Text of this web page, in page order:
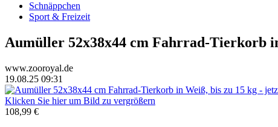
Schnäppchen
Sport & Freizeit
Aumüller 52x38x44 cm Fahrrad-Tierkorb
www.zooroyal.de
19.08.25 09:31
Klicken Sie hier um Bild zu vergrößern
108,99 €